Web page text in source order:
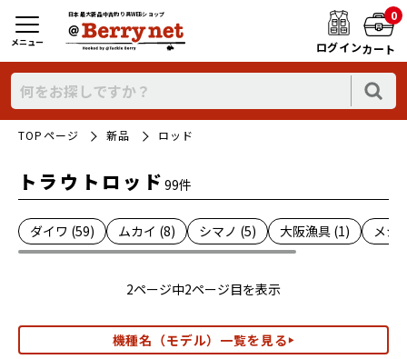
日本最大新品中古釣り具WEBショップ
ログイン
0
カート
メニュー
TOPページ 新品 ロッド
トラウトロッド 99件
ダイワ (59) ムカイ (8) シマノ (5) 大阪漁具 (1) メジ
2ページ中2ページ目を表示
機種名（モデル）一覧を見る